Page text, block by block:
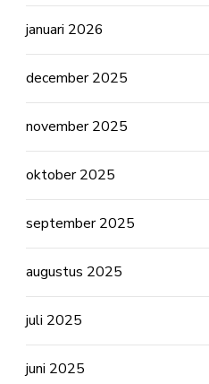
januari 2026
december 2025
november 2025
oktober 2025
september 2025
augustus 2025
juli 2025
juni 2025